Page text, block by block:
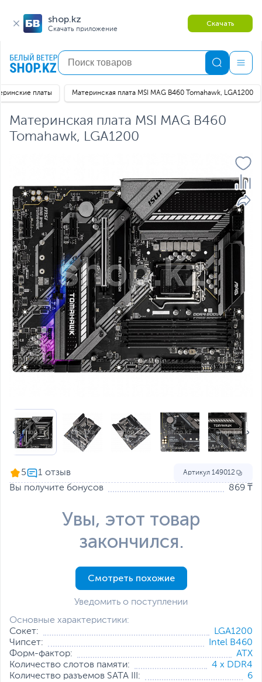
shop.kz
Скачать приложение
Скачать
платы Материнская плата MSI MAG B460 Tomahawk, LGA1200
Материнская плата MSI MAG B460
Tomahawk, LGA1200
Основные характеристики:
Сокет:
LGA1200
Чипсет:
Intel B460
Форм-фактор:
ATX
Количество слотов памяти:
4 x DDR4
Количество разъемов SATA III:
6
5 Артикул 149012
Вы получите бонусов 869 ₸
Увы, этот товар
закончился.
Смотреть похожие
Уведомить о поступлении